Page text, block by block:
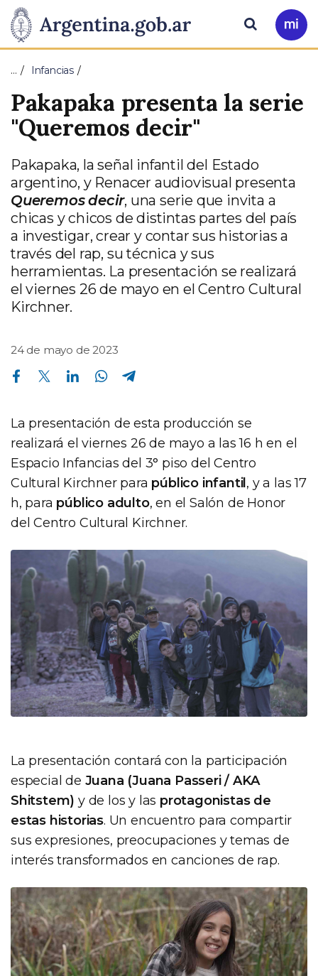
Presidencia
de
la
Nación
Pasar al contenido principal
Ir
a
Buscar
… Infancias
Pakapaka presenta la serie
"Queremos decir"
Pakapaka, la señal infantil del Estado
argentino, y Renacer audiovisual presenta
Queremos decir, una serie que invita a
chicas y chicos de distintas partes del país
a investigar, crear y contar sus historias a
través del rap, su técnica y sus
herramientas. La presentación se realizará
el viernes 26 de mayo en el Centro Cultural
Kirchner.
24 de mayo de 2023
Compartir en Facebook Compartir en Twitter Compartir en Linkedin Compartir en Whatsapp
La presentación de esta producción se
realizará el viernes 26 de mayo a las 16 h en el
Espacio Infancias del 3° piso del Centro
Cultural Kirchner para público infantil , y a las 17
h, para público adulto, en el Salón de Honor
del Centro Cultural Kirchner.
La presentación contará con la participación
especial de Juana (Juana Passeri / AKA
Shitstem) y de los y las protagonistas de
estas historias. Un encuentro para compartir
sus expresiones, preocupaciones y temas de
interés transformados en canciones de rap.